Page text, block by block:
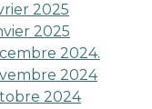
2025
2025
2024.
2024
2024